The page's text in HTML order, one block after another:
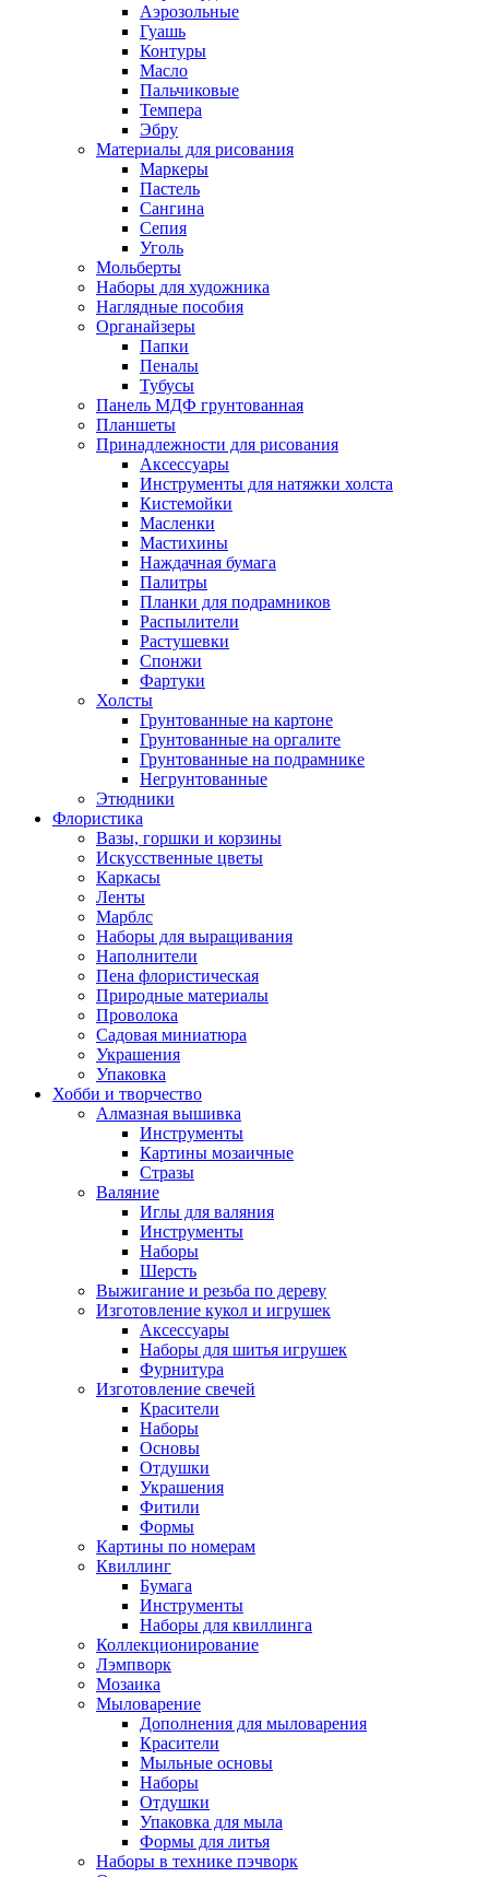
Аэрозольные
Гуашь
Контуры
Масло
Пальчиковые
Темпера
Эбру
Материалы для рисования
Маркеры
Пастель
Сангина
Сепия
Уголь
Мольберты
Наборы для художника
Наглядные пособия
Органайзеры
Папки
Пеналы
Тубусы
Панель МДФ грунтованная
Планшеты
Принадлежности для рисования
Аксессуары
Инструменты для натяжки холста
Кистемойки
Масленки
Мастихины
Наждачная бумага
Палитры
Планки для подрамников
Распылители
Растушевки
Спонжи
Фартуки
Холсты
Грунтованные на картоне
Грунтованные на оргалите
Грунтованные на подрамнике
Негрунтованные
Этюдники
Флористика
Вазы, горшки и корзины
Искусственные цветы
Каркасы
Ленты
Марблс
Наборы для выращивания
Наполнители
Пена флористическая
Природные материалы
Проволока
Садовая миниатюра
Украшения
Упаковка
Хобби и творчество
Алмазная вышивка
Инструменты
Картины мозаичные
Стразы
Валяние
Иглы для валяния
Инструменты
Наборы
Шерсть
Выжигание и резьба по дереву
Изготовление кукол и игрушек
Аксессуары
Наборы для шитья игрушек
Фурнитура
Изготовление свечей
Красители
Наборы
Основы
Отдушки
Украшения
Фитили
Формы
Картины по номерам
Квиллинг
Бумага
Инструменты
Наборы для квиллинга
Коллекционирование
Лэмпворк
Мозаика
Мыловарение
Дополнения для мыловарения
Красители
Мыльные основы
Наборы
Отдушки
Упаковка для мыла
Формы для литья
Наборы в технике пэчворк